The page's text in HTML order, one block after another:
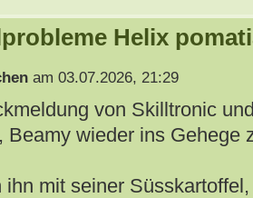
Helix
am 03.07.2026, 21:29
von Skilltronic
Beamy wieder ins Gehege
ihn mit seiner